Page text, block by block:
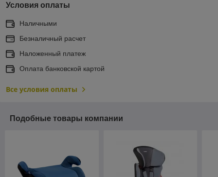
Условия оплаты
Наличными
Безналичный расчет
Наложенный платеж
Оплата банковской картой
Все условия оплаты
Подобные товары компании